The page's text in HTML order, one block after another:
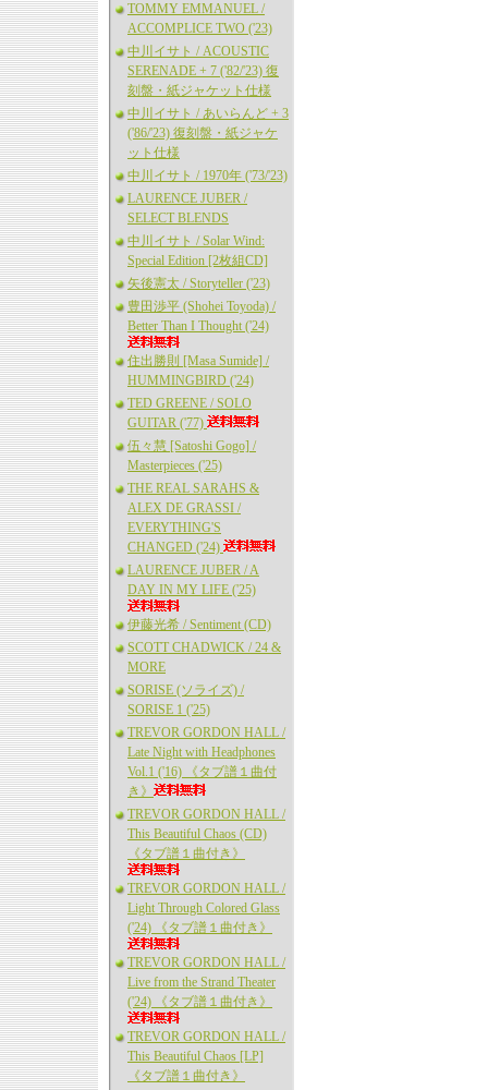
TOMMY EMMANUEL /
ACCOMPLICE TWO ('23)
中川イサト / ACOUSTIC
SERENADE + 7 ('82/'23) 復
刻盤・紙ジャケット仕様
中川イサト / あいらんど + 3
('86/'23) 復刻盤・紙ジャケ
ット仕様
中川イサト / 1970年 ('73/'23)
LAURENCE JUBER /
SELECT BLENDS
中川イサト / Solar Wind:
Special Edition [2枚組CD]
矢後憲太 / Storyteller ('23)
豊田渉平 (Shohei Toyoda) /
Better Than I Thought ('24)
住出勝則 [Masa Sumide] /
HUMMINGBIRD ('24)
TED GREENE / SOLO
GUITAR ('77)
伍々慧 [Satoshi Gogo] /
Masterpieces ('25)
THE REAL SARAHS &
ALEX DE GRASSI /
EVERYTHING'S
CHANGED ('24)
LAURENCE JUBER / A
DAY IN MY LIFE ('25)
伊藤光希 / Sentiment (CD)
SCOTT CHADWICK / 24 &
MORE
SORISE (ソライズ) /
SORISE 1 ('25)
TREVOR GORDON HALL /
Late Night with Headphones
Vol.1 ('16) 《タブ譜１曲付
き》
TREVOR GORDON HALL /
This Beautiful Chaos (CD)
《タブ譜１曲付き》
TREVOR GORDON HALL /
Light Through Colored Glass
('24) 《タブ譜１曲付き》
TREVOR GORDON HALL /
Live from the Strand Theater
('24) 《タブ譜１曲付き》
TREVOR GORDON HALL /
This Beautiful Chaos [LP]
《タブ譜１曲付き》